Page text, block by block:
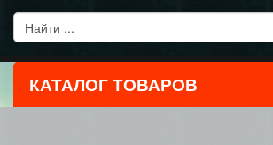
КАТАЛОГ ТОВАРОВ